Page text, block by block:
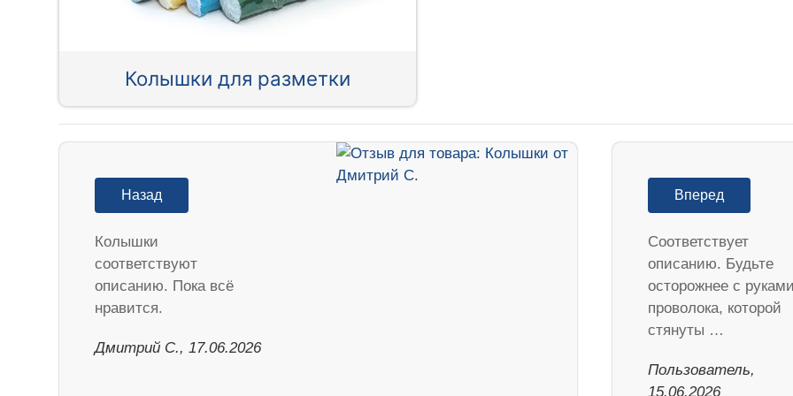
Колышки для разметки
Назад
Колышки
соответствуют
описанию. Пока всё
нравится.
Дмитрий С., 17.06.2026
Вперед
Соответствует
описанию. Будьте
осторожнее с
проволока, которой
стянуты …
Пользователь,
15.06.2026